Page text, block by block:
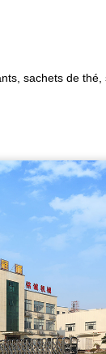
sachets de thé,